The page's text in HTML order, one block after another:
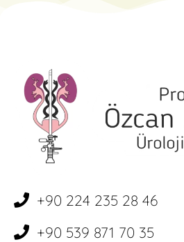
+90 224 235 28 46
+90 539 871 70 35